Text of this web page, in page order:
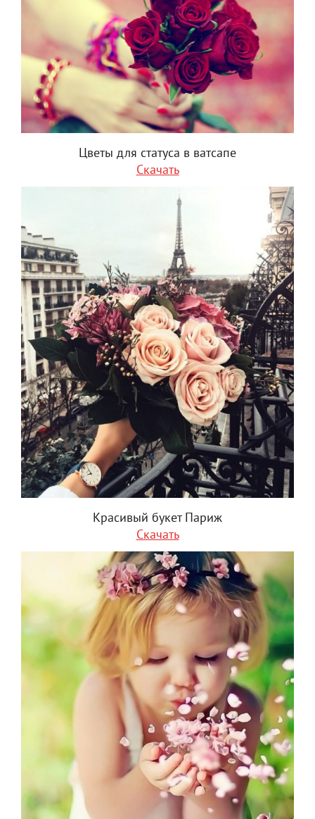
Цветы для статуса в ватсапе
Скачать
Красивый букет Париж
Скачать